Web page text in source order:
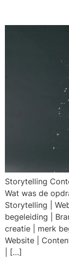
Storytelling
Wat was de
Storytelling |
begeleiding |
creatie | merk
Website |
| […]